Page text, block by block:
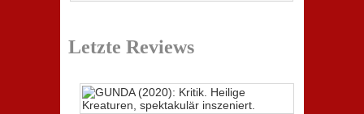
Letzte Reviews